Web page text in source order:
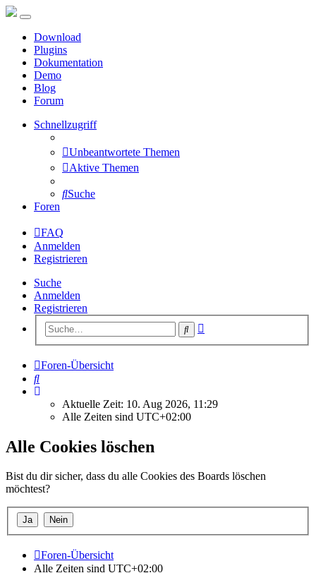
Download
Plugins
Dokumentation
Demo
Blog
Forum
Schnellzugriff
Unbeantwortete Themen
Aktive Themen
Suche
Foren
FAQ
Anmelden
Registrieren
Suche
Anmelden
Registrieren
Suche
Foren-Übersicht
Suche
Aktuelle Zeit: 10. Aug 2026, 11:29
Alle Zeiten sind UTC+02:00
Alle Cookies löschen
Bist du dir sicher, dass du alle Cookies des Boards löschen
möchtest?
Foren-Übersicht
Alle Zeiten sind UTC+02:00